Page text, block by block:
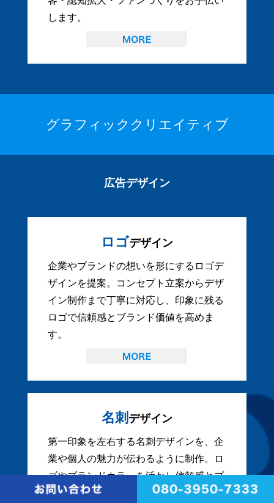
します。
グラフィッククリエイティブ
広告デザイン
ロゴデザイン
企業やブランドの想いを形にするロゴデ
ザインを提案。コンセプト立案からデザ
イン制作まで丁寧に対応し、印象に残る
ロゴで信頼感とブランド価値を高めま
す。
名刺 デザイン
第一印象を左右する名刺デザインを、企
業や個人の魅力が伝わるように制作。ロ
ゴやブランドカラーを活かし信頼感とプ
ロフェッショナルな印象を演出します。